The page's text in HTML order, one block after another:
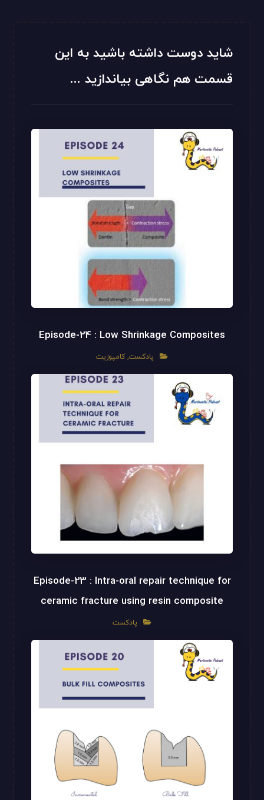
شاید دوست داشته باشید به این
قسمت هم نگاهی بیاندازید ...
Episode-24 : Low Shrinkage Composites
پادکست, کامپوزیت
Episode-23 : Intra-oral repair technique for
ceramic fracture using resin composite
پادکست